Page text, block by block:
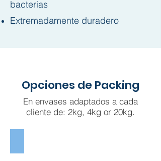
bacterias
Extremadamente duradero
Opciones de Packing
En envases adaptados a cada
cliente de: 2kg, 4kg or 20kg.